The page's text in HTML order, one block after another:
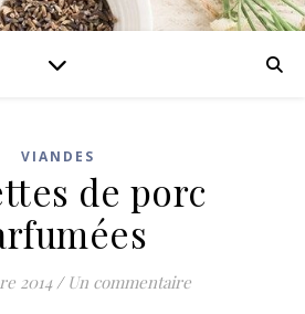
VIANDES
de porc
2014 / Un commentaire